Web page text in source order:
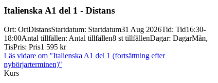
Italienska A1 del 1 - Distans
Ort: OrtDistansStartdatum: Startdatum31 Aug 2026Tid: Tid16:30-
18:00Antal tillfällen: Antal tillfällen8 st tillfällenDagar: DagarMån,
TisPris: Pris1 595 kr
Läs vidare om "Italienska A1 del 1 (fortsättning efter
nybörjarterminen)"
Kurs